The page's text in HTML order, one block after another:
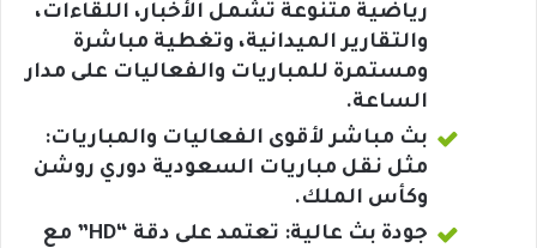
رياضية متنوعة تشمل الأخبار، اللقاءات،
والتقارير الميدانية، وتغطية مباشرة
ومستمرة للمباريات والفعاليات على مدار
الساعة.
بث مباشر لأقوى الفعاليات والمباريات:
مثل نقل مباريات السعودية دوري روشن
وكأس الملك.
جودة بث عالية: تعتمد على دقة “HD” مع